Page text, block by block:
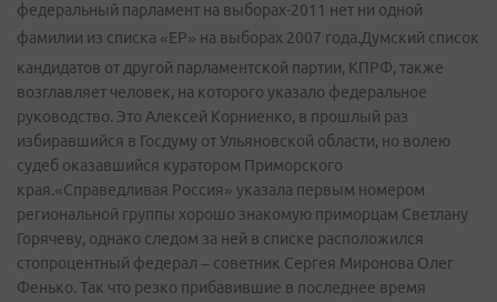
федеральный парламент на выборах-2011 нет ни одной
фамилии из списка «ЕР» на выборах 2007 года.Думский список
кандидатов от другой парламентской партии, КПРФ, также
возглавляет человек, на которого указало федеральное
руководство. Это Алексей Корниенко, в прошлый раз
избиравшийся в Госдуму от Ульяновской области, но волею
судеб оказавшийся куратором Приморского
края.«Справедливая Россия» указала первым номером
региональной группы хорошо знакомую приморцам Светлану
Горячеву, однако следом за ней в списке расположился
стопроцентный федерал – советник Сергея Миронова Олег
Фенько. Так что резко прибавившие в последнее время